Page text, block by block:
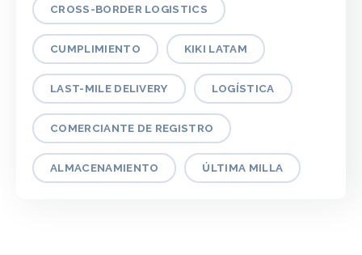
CROSS-BORDER LOGISTICS
CUMPLIMIENTO KIKI LATAM
LAST-MILE DELIVERY LOGÍSTICA
COMERCIANTE DE REGISTRO
ALMACENAMIENTO ÚLTIMA MILLA